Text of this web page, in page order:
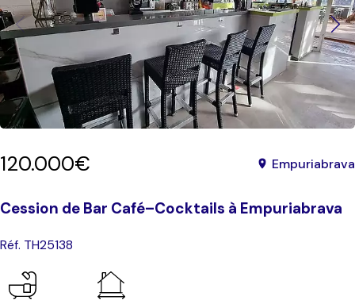
120.000€ Empuriabrava
Cession de Bar Café–Cocktails à Empuriabrava
Réf. TH25138